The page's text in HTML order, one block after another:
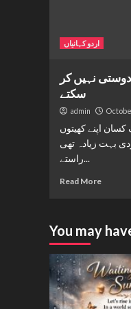
اردو کہانیاں
نہیں کر
سکتے
admin
اپنے کھیتوں
جا رہا تھا 1سردی بہت زیادہ تھی
راستے...
Read More
You may